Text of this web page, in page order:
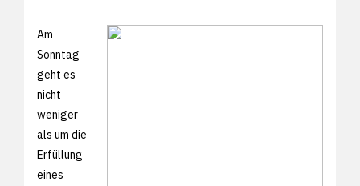
Am
Sonntag
geht es
nicht
weniger
als um die
Erfüllung
eines